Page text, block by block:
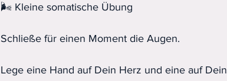
🌬️ Kleine somatische Übung
Schließe für einen Moment die Augen.
Lege eine Hand auf Dein Herz und eine auf